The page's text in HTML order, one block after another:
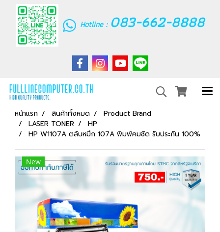
Hotline : 083-662-8888
หน้าแรก สินค้าทั้งหมด
Product Brand
LASER TONER
HP
HP W1107A ตลับหมึก 107A พิมพ์คมชัด รับประกัน 100%
New